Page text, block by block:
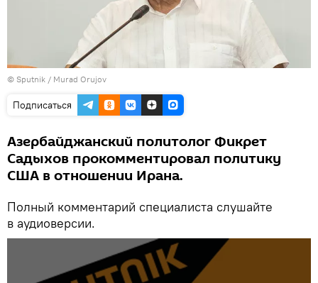
© Sputnik / Murad Orujov
Подписаться
Азербайджанский политолог Фикрет
Садыхов прокомментировал политику
США в отношении Ирана.
Полный комментарий специалиста слушайте
в аудиоверсии.